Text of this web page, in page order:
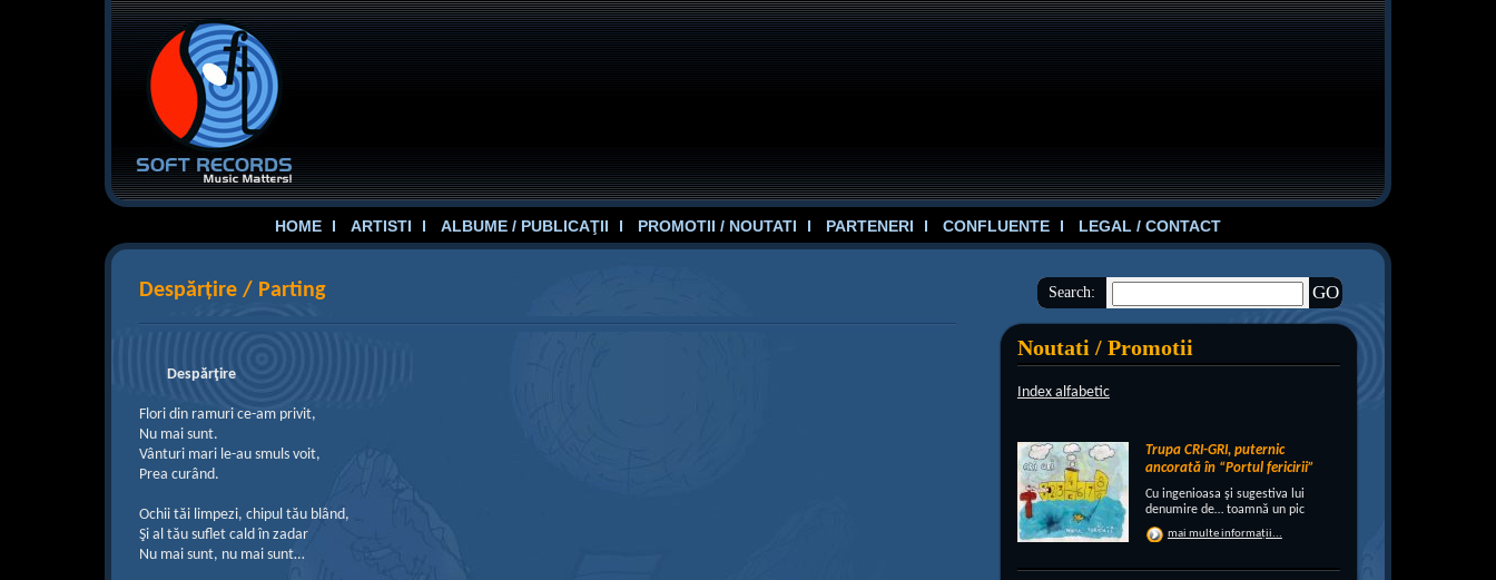
HOME ARTISTI ALBUME / PUBLICAŢII PROMOTII / NOUTATI PARTENERI CONFLUENTE LEGAL / CONTACT
Search:
Noutati / Promotii
Index alfabetic
Trupa CRI-GRI, puternic
ancorată în “Portul fericirii”
Cu ingenioasa şi sugestiva lui
denumire de… toamnă un pic
“încruntată”, elegant suprapusă
unei existenţe de peste un sfert de
voios anotimpul ruginiu al
mai multe informații...
Despărțire / Parting
Despărţire
Flori din ramuri ce-am privit,
Nu mai sunt.
Vânturi mari le-au smuls voit,
Prea curând.
Ochii tăi limpezi, chipul tău blând,
Şi al tău suflet cald în zadar
Nu mai sunt, nu mai sunt…